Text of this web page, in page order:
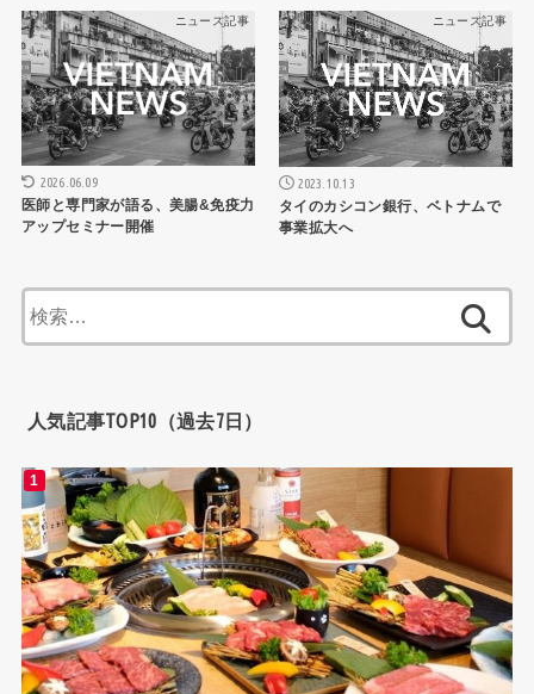
ニュース記事
2026.06.09
医師と専門家が語る、美腸&免疫力
アップセミナー開催
ニュース記事
2023.10.13
タイのカシコン銀行、ベトナムで
事業拡大へ
索:
人気記事TOP10（過去7日）